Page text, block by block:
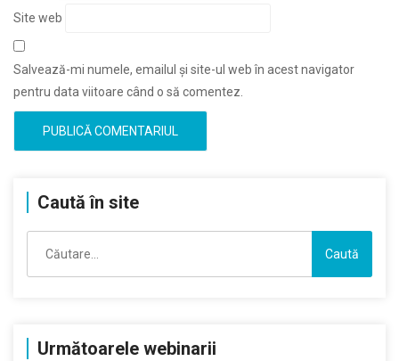
Site web
Salvează-mi numele, emailul și site-ul web în acest navigator
pentru data viitoare când o să comentez.
Caută în site
după:
Următoarele webinarii